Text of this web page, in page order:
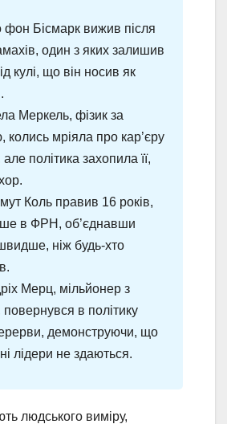
фон Бісмарк вижив після
один з яких залишив
кулі, що він носив як
Меркель, фізик за
колись мріяла про кар’єру
але політика захопила її,
Коль правив 16 років,
в ФРН, об’єднавши
ніж будь-хто
Мерц, мільйонер з
повернувся в політику
демонструючи, що
лідери не здаються.
людського виміру,